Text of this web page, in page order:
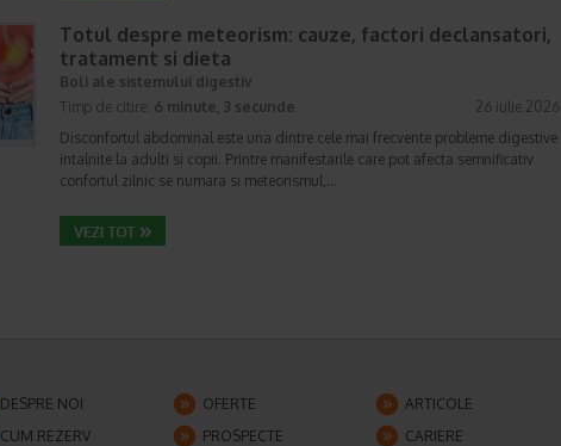
Totul despre meteorism: cauze, factori declansatori,
tratament si dieta
Boli ale sistemului digestiv
Timp de citire: 6 minute, 3 secunde
26 iulie 2026
Disconfortul abdominal este una dintre cele mai frecvente probleme digestive
intalnite la adulti si copii. Printre manifestarile care pot afecta semnificativ
confortul zilnic se numara si meteorismul,…
DESPRE NOI OFERTE
ARTICOLE
CUM REZERV
PROSPECTE
CARIERE